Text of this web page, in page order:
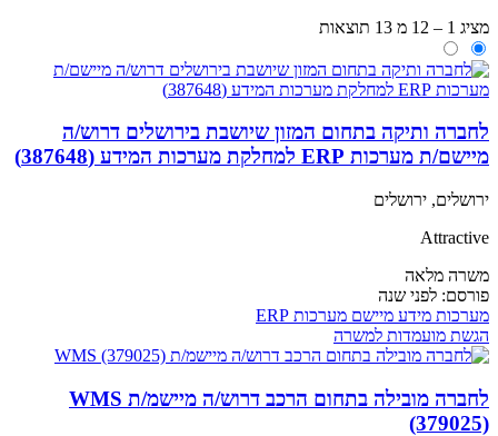
מציג 1 – 12 מ 13 תוצאות
לחברה ותיקה בתחום המזון שיושבת בירושלים דרוש/ה
מיישם/ת מערכות ERP למחלקת מערכות המידע (387648)
ירושלים, ירושלים
Attractive
משרה מלאה
פורסם: לפני שנה
מערכות מידע מיישם מערכות ERP
הגשת מועמדות למשרה
לחברה מובילה בתחום הרכב דרוש/ה מיישמ/ת WMS
(379025)